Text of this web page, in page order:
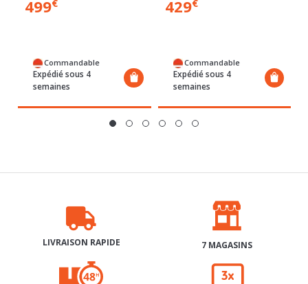
LIVRAISON RAPIDE 7 MAGASINS
RETRAIT GRATUIT 48H 3X SANS FRAIS